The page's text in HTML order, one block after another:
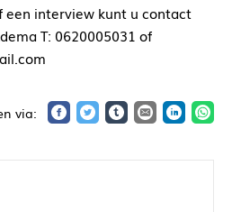
interview kunt u contact
T: 0620005031 of